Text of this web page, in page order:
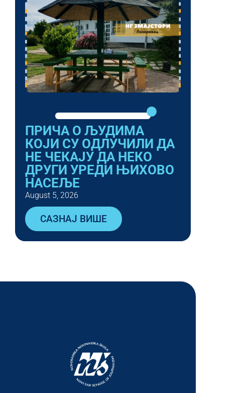
ПРИЧА О ЉУДИМА
КОЈИ СУ ОДЛУЧИЛИ ДА
НЕ ЧЕКАЈУ ДА НЕКО
ДРУГИ УРЕДИ ЊИХОВО
НАСЕЉЕ
August 5, 2026
САЗНАЈ ВИШЕ